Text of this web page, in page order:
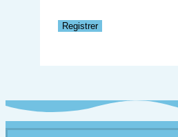
Registrer